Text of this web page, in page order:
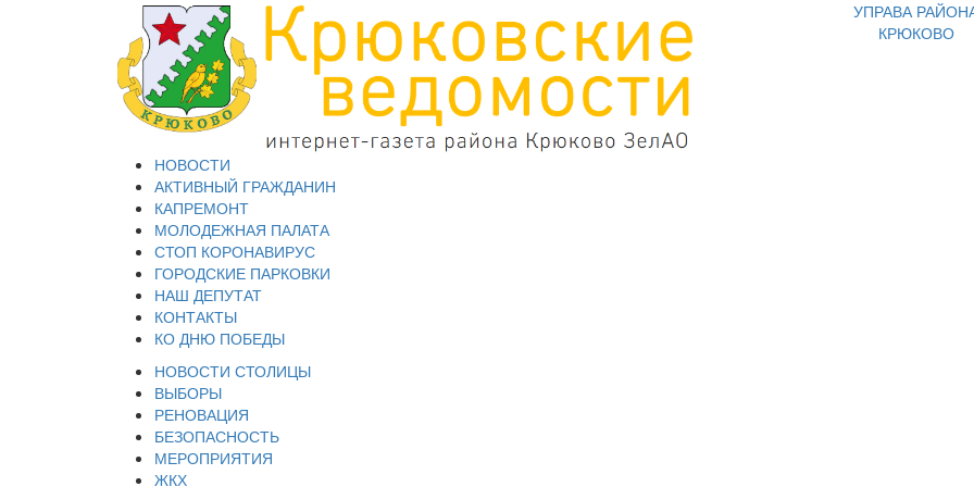
УПРАВА
КРЮКОВО
НОВОСТИ
АКТИВНЫЙ ГРАЖДАНИН
КАПРЕМОНТ
МОЛОДЕЖНАЯ ПАЛАТА
СТОП КОРОНАВИРУС
ГОРОДСКИЕ ПАРКОВКИ
НАШ ДЕПУТАТ
КОНТАКТЫ
КО ДНЮ ПОБЕДЫ
НОВОСТИ СТОЛИЦЫ
ВЫБОРЫ
РЕНОВАЦИЯ
БЕЗОПАСНОСТЬ
МЕРОПРИЯТИЯ
ЖКХ